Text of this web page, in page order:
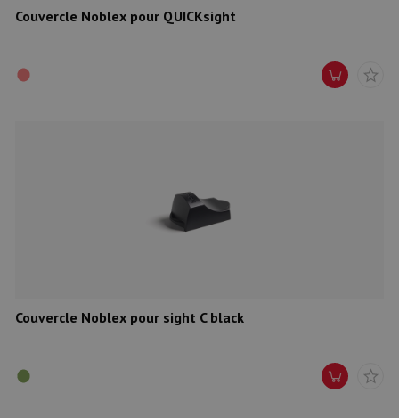
Couvercle Noblex pour QUICKsight
Couvercle Noblex pour sight C black